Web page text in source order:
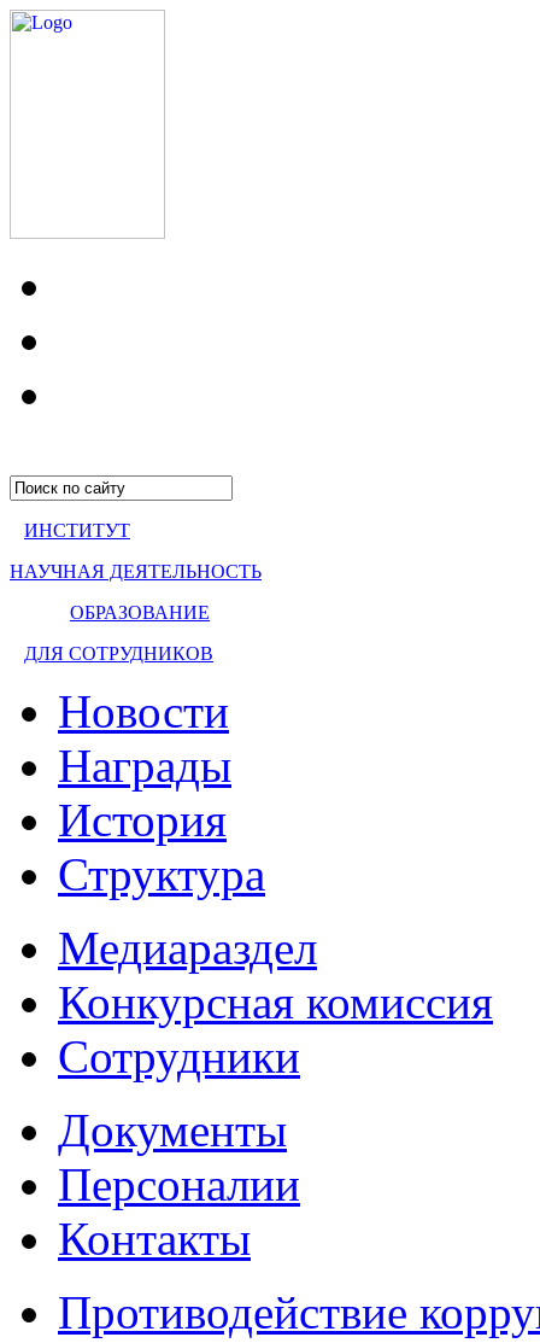
ИНСТИТУТ
НАУЧНАЯ ДЕЯТЕЛЬНОСТЬ
ОБРАЗОВАНИЕ
ДЛЯ СОТРУДНИКОВ
Новости
Награды
История
Структура
Медиараздел
Конкурсная комиссия
Сотрудники
Документы
Персоналии
Контакты
Противодействие